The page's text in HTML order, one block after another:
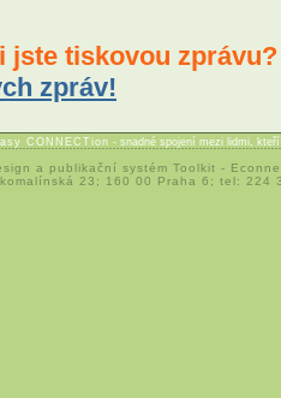
jste tiskovou
zpráv!
CONNECTion - snadné spojení mezi lidmi,
a publikační systém Toolkit -
23; 160 00 Praha 6; tel: 224